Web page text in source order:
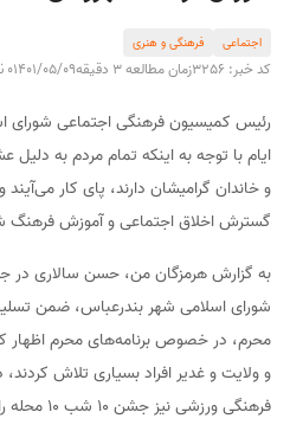
اجتماعی فرهنگی و هنری
کد خبر: 3256 زمان مطالعه 3 دقیقه 1401/05/090 نظر
رئیس کمیسیون فرهنگی اجتماعی شورای
ایام با توجه به اینکه تمام مردم به
و خاندان گرامیشان دارند، پای کار
گسترش اخلاق اجتماعی و آموزش
به گزارش هرمزگان من، حسن سالاری در
شورای اسلامی شهر بندرعباس، ضمن
محرم، در خصوص برنامه‌های محرم اظهار
و ولایت و غدیر افراد بسیاری تلاش
فرهنگی